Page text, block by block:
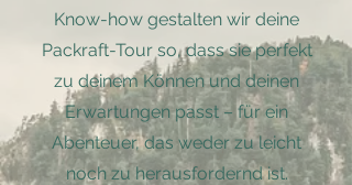
Know-how gestalten wir deine
Packraft-Tour so, dass sie perfekt
zu deinem Können und deinen
Erwartungen passt – für ein
Abenteuer, das weder zu leicht
noch zu herausfordernd ist.